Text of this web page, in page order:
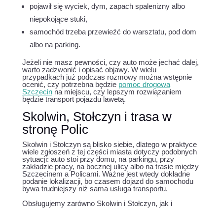
pojawił się wyciek, dym, zapach spalenizny albo
niepokojące stuki,
samochód trzeba przewieźć do warsztatu, pod dom
albo na parking.
Jeżeli nie masz pewności, czy auto może jechać dalej,
warto zadzwonić i opisać objawy. W wielu
przypadkach już podczas rozmowy można wstępnie
ocenić, czy potrzebna będzie pomoc drogowa
Szczecinna miejscu, czy lepszym rozwiązaniem
będzie transport pojazdu lawetą.
Skolwin, Stołczyn i trasa w
stronę Polic
Skolwin i Stołczyn są blisko siebie, dlatego w praktyce
wiele zgłoszeń z tej części miasta dotyczy podobnych
sytuacji: auto stoi przy domu, na parkingu, przy
zakładzie pracy, na bocznej ulicy albo na trasie między
Szczecinem a Policami. Ważne jest wtedy dokładne
podanie lokalizacji, bo czasem dojazd do samochodu
bywa trudniejszy niż sama usługa transportu.
Obsługujemy zarówno Skolwin i Stołczyn, jak i